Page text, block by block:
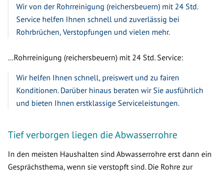
Wir von der Rohrreinigung (reichersbeuern) mit 24 Std.
Service helfen Ihnen schnell und zuverlässig bei
Rohrbrüchen, Verstopfungen und vielen mehr.
…Rohrreinigung (reichersbeuern) mit 24 Std. Service:
Wir helfen Ihnen schnell, preiswert und zu fairen
Konditionen. Darüber hinaus beraten wir Sie ausführlich
und bieten Ihnen erstklassige Serviceleistungen.
Tief verborgen liegen die Abwasserrohre
In den meisten Haushalten sind Abwasserrohre erst dann ein
Gesprächsthema, wenn sie verstopft sind. Die Rohre zur